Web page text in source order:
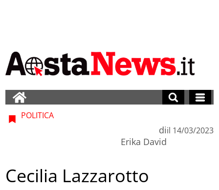
POLITICA
di
Erika David
il 14/03/2023
Cecilia Lazzarotto